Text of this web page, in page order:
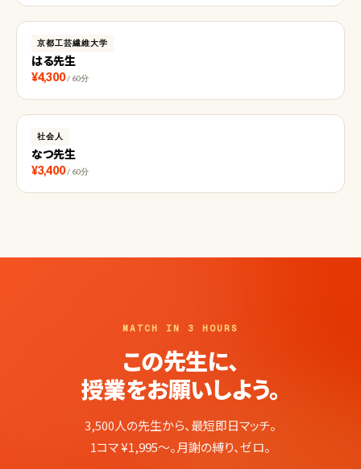
京都工芸繊維大学
はる先生
¥4,300 / 60分
社会人
なつ先生
¥3,400 / 60分
MATCH IN 3 HOURS
この先生に、
授業をお願いしよう。
3,500人の先生から、最短即日マッチ。
1コマ ¥1,995〜。月謝の縛り、ゼロ。